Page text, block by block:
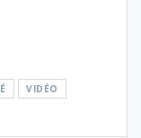
VIDÉO